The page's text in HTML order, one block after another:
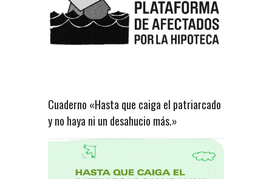
Cuaderno «Hasta que caiga el patriarcado
y no haya ni un desahucio más.»